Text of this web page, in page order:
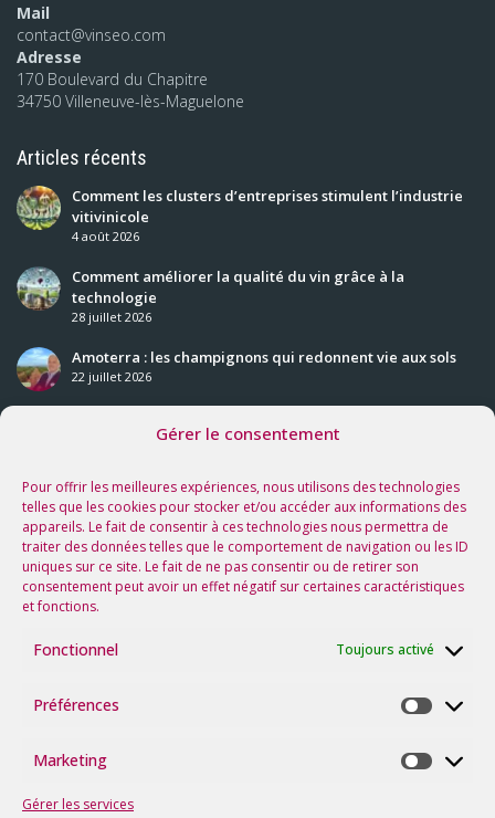
Gérer le consentement
Pour offrir les meilleures expériences, nous utilisons des technologies
telles que les cookies pour stocker et/ou accéder aux informations des
appareils. Le fait de consentir à ces technologies nous permettra de
traiter des données telles que le comportement de navigation ou les ID
uniques sur ce site. Le fait de ne pas consentir ou de retirer son
consentement peut avoir un effet négatif sur certaines caractéristiques
et fonctions.
Fonctionnel Toujours activé
Préférences
Marketing
Gérer les services
Mail
contact@vinseo.com
Adresse
170 Boulevard du Chapitre
34750 Villeneuve-lès-Maguelone
Articles récents
Comment les clusters d’entreprises stimulent l’industrie
vitivinicole
4 août 2026
Comment améliorer la qualité du vin grâce à la
technologie
28 juillet 2026
Amoterra : les champignons qui redonnent vie aux sols
22 juillet 2026
Nos prochaines rencontres
Voir tous les événements
Suivez-nous sur les réseaux !